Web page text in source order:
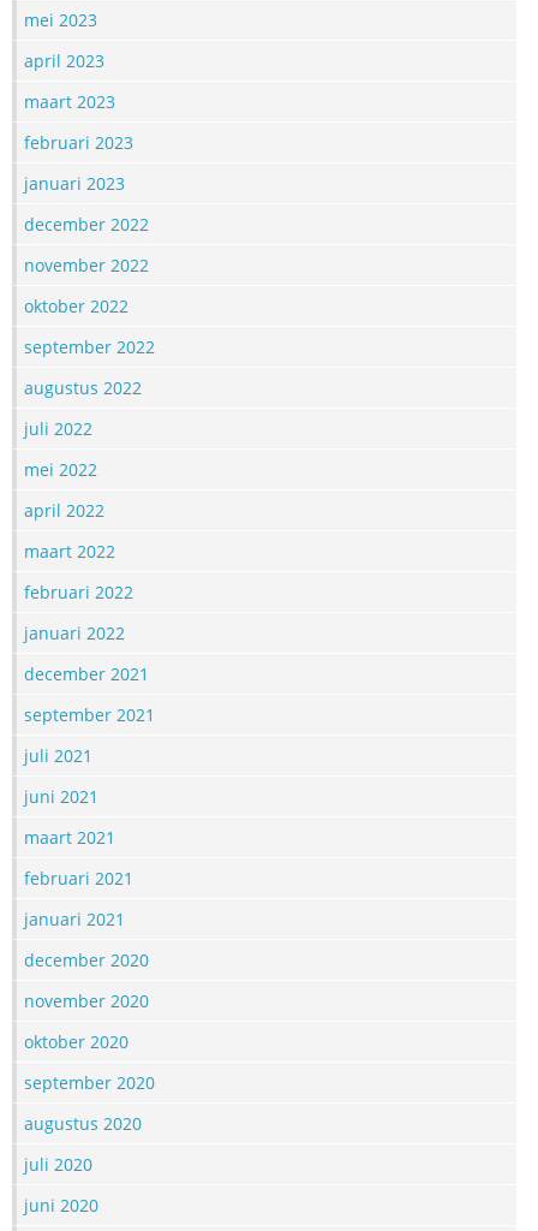
mei 2023
april 2023
maart 2023
februari 2023
januari 2023
december 2022
november 2022
oktober 2022
september 2022
augustus 2022
juli 2022
mei 2022
april 2022
maart 2022
februari 2022
januari 2022
december 2021
september 2021
juli 2021
juni 2021
maart 2021
februari 2021
januari 2021
december 2020
november 2020
oktober 2020
september 2020
augustus 2020
juli 2020
juni 2020